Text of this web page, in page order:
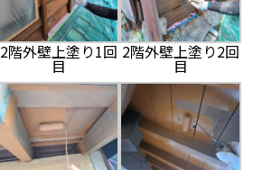
2階外壁上塗り1回
目
2階外壁上塗り2回
目